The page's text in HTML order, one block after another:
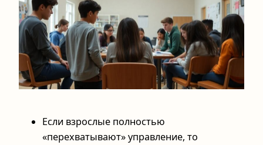
Если взрослые полностью
«перехватывают» управление, то